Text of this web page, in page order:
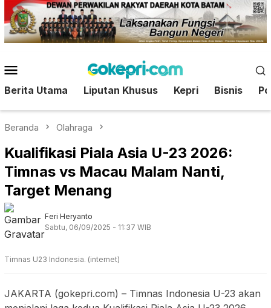
Loncat
ke
konten
Mobile
Berita Utama Liputan Khusus Kepri Bisnis
Beranda Olahraga
Kualifikasi Piala Asia U-23 2026:
Timnas vs Macau Malam Nanti,
Target Menang
Feri Heryanto
Sabtu, 06/09/2025 - 11:37 WIB
Timnas U23 Indonesia. (internet)
JAKARTA (gokepri.com) – Timnas Indonesia U-23 akan